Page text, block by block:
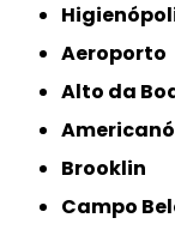
Aeroporto
Alto da
Brooklin
Campo